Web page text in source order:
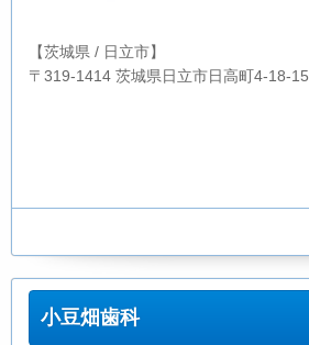
【茨城県 / 日立市】
〒319-1414 茨城県日立市日高町4-18-15
小豆畑歯科